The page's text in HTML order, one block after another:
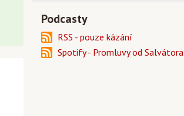
Podcasty
RSS - pouze kázání
Spotify - Promluvy od Salvátora